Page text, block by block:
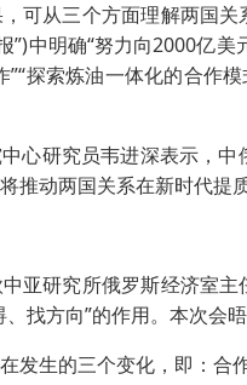
从三个方面理解两国关
”)中明确“努力向2000亿
探索炼油一体化的合作
研究员韦进深表示，中
推动两国关系在新时代提
研究所俄罗斯经济室主
找方向”的作用。本次会
生的三个变化，即：合